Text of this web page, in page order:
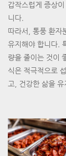
갑작스럽게 증상
니다.
따라서, 통풍 환자
유지해야 합니다.
량을 줄이는 것이
식은 적극적으로
고, 건강한 삶을 유